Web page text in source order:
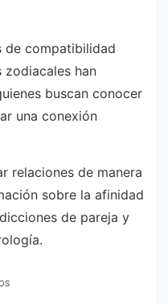
de compatibilidad
zodiacales han
buscan conocer
una conexión
relaciones de manera
sobre la afinidad
de pareja y